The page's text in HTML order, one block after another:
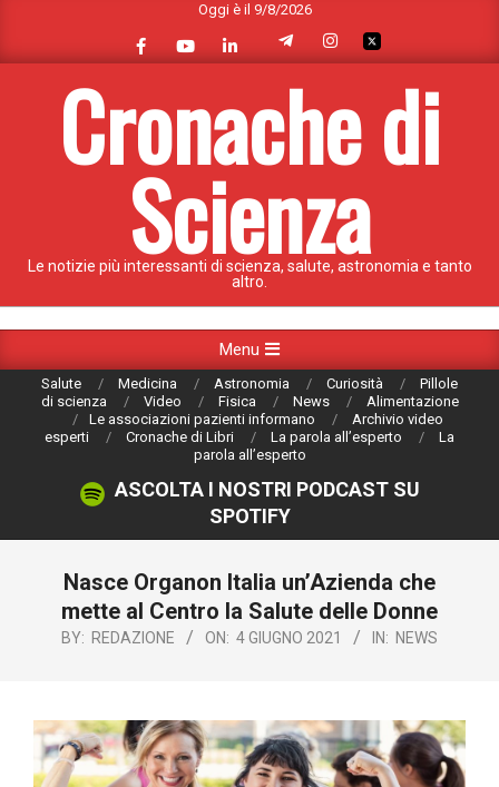
content
Oggi è il 9/8/2026
Cronache di
Scienza
Le notizie più interessanti di scienza, salute, astronomia e tanto
altro.
Navigation
Menu
Salute Medicina Astronomia Curiosità
Pillole
di scienza
Video Fisica News
Alimentazione
Le associazioni pazienti informano
Archivio video
esperti
Cronache di Libri La parola all’esperto
La
parola all’esperto
ASCOLTA I NOSTRI PODCAST SU
SPOTIFY
Nasce Organon Italia un’Azienda che
mette al Centro la Salute delle Donne
BY: REDAZIONE ON: 4 GIUGNO 2021 IN: NEWS